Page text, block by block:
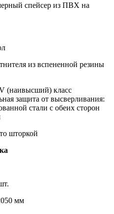
спейсер из ПВХ на
из вспененной резины
(наивысший) класс
защита от высверливания:
стали с обеих сторон
шторкой
мм